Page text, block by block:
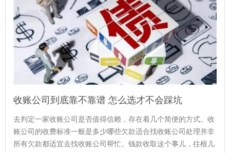
收账公司到底靠不靠谱 怎么选才不会踩坑
去判定一家收账公司是否值得信赖，存在着几个简便的方式。收
账公司的收费标准一般是多少哪些欠款适合找收账公司处理并非
所有欠款都适宜去找收账公司帮忙。钱款收取这个事儿，往根儿